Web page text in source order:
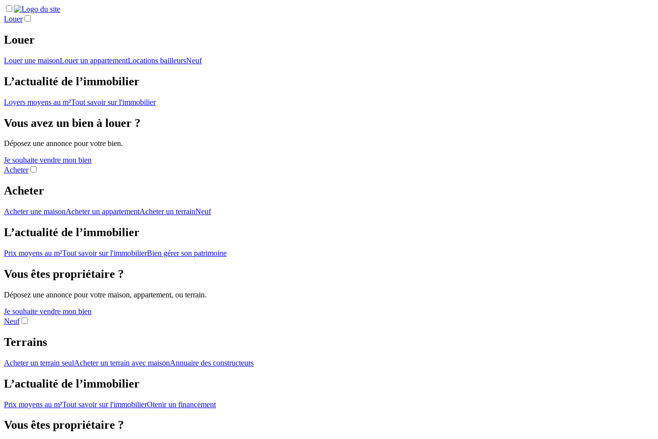
Louer
Louer
Louer une maisonLouer un appartementLocations bailleursNeuf
L’actualité de l’immobilier
Loyers moyens au m²Tout savoir sur l'immobilier
Vous avez un bien à louer ?
Déposez une annonce pour votre bien.
Je souhaite vendre mon bien
Acheter
Acheter
Acheter une maisonAcheter un appartementAcheter un terrainNeuf
L’actualité de l’immobilier
Prix moyens au m²Tout savoir sur l'immobilierBien gérer son patrimoine
Vous êtes propriétaire ?
Déposez une annonce pour votre maison, appartement, ou terrain.
Je souhaite vendre mon bien
Neuf
Terrains
Acheter un terrain seulAcheter un terrain avec maisonAnnuaire des constructeurs
L’actualité de l’immobilier
Prix moyens au m²Tout savoir sur l'immobilierOtenir un financement
Vous êtes propriétaire ?